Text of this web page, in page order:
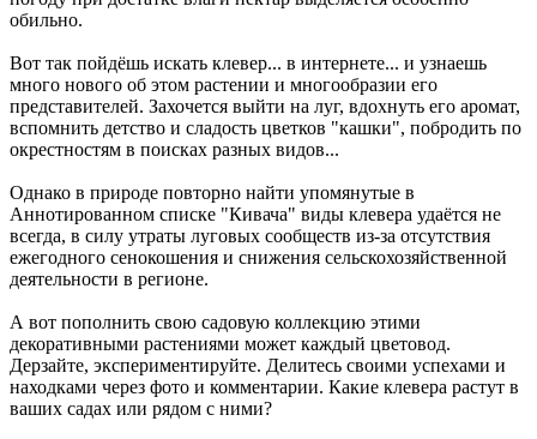
обильно.
Вот так пойдёшь искать клевер... в интернете... и узнаешь
много нового об этом растении и многообразии его
представителей. Захочется выйти на луг, вдохнуть его аромат,
вспомнить детство и сладость цветков "кашки", побродить по
окрестностям в поисках разных видов...
Однако в природе повторно найти упомянутые в
Аннотированном списке "Кивача" виды клевера удаётся не
всегда, в силу утраты луговых сообществ из-за отсутствия
ежегодного сенокошения и снижения сельскохозяйственной
деятельности в регионе.
А вот пополнить свою садовую коллекцию этими
декоративными растениями может каждый цветовод.
Дерзайте, экспериментируйте. Делитесь своими успехами и
находками через фото и комментарии. Какие клевера растут в
ваших садах или рядом с ними?